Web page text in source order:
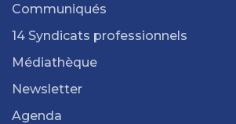
Communiqués
14 Syndicats professionnels
Médiathèque
Newsletter
Agenda